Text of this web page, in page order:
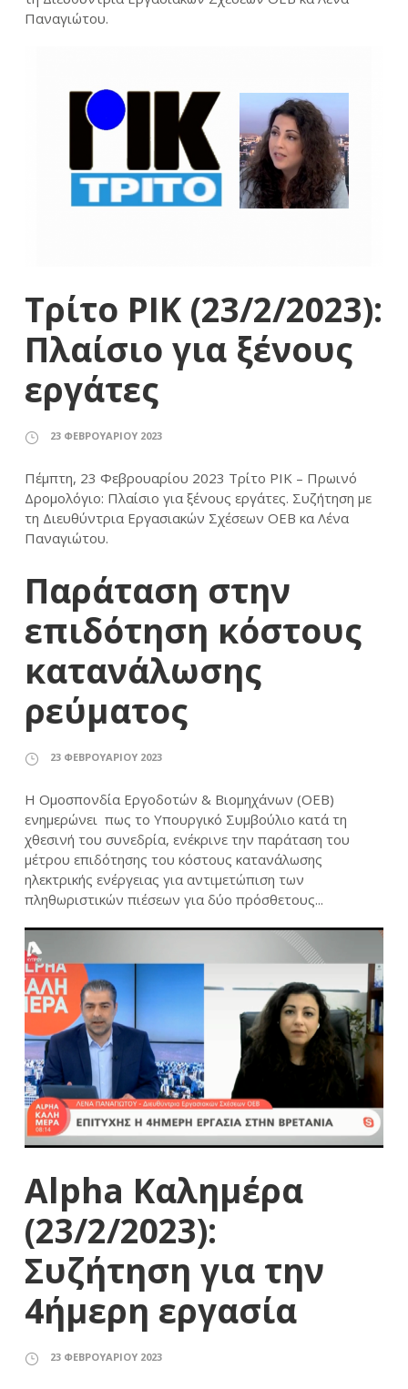
Παναγιώτου.
Τρίτο ΡΙΚ (23/2/2023):
Πλαίσιο για ξένους
εργάτες
23 ΦΕΒΡΟΥΑΡΊΟΥ 2023
Πέμπτη, 23 Φεβρουαρίου 2023 Τρίτο ΡΙΚ – Πρωινό
Δρομολόγιο: Πλαίσιο για ξένους εργάτες. Συζήτηση με
τη Διευθύντρια Εργασιακών Σχέσεων ΟΕΒ κα Λένα
Παναγιώτου.
Παράταση στην
επιδότηση κόστους
κατανάλωσης
ρεύματος
23 ΦΕΒΡΟΥΑΡΊΟΥ 2023
Η Ομοσπονδία Εργοδοτών & Βιομηχάνων (ΟΕΒ)
ενημερώνει πως το Υπουργικό Συμβούλιο κατά τη
χθεσινή του συνεδρία, ενέκρινε την παράταση του
μέτρου επιδότησης του κόστους κατανάλωσης
ηλεκτρικής ενέργειας για αντιμετώπιση των
πληθωριστικών πιέσεων για δύο πρόσθετους...
Alpha Καλημέρα
(23/2/2023):
Συζήτηση για την
4ήμερη εργασία
23 ΦΕΒΡΟΥΑΡΊΟΥ 2023